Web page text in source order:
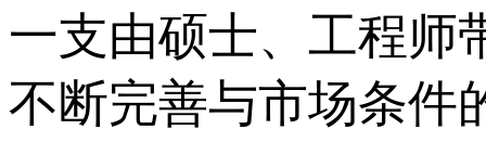
一支由硕士、工程
不断完善与市场条件